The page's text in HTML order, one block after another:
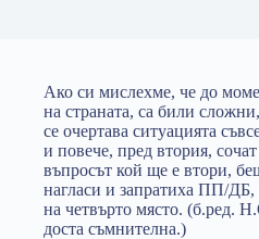
Ако си мислехме, че до
на страната, са били
се очертава ситуацията
и повече, пред втория,
въпросът кой ще е втори,
нагласи и запратиха ПП/ДБ,
на четвърто място. (б.ред.
доста съмнителна.)